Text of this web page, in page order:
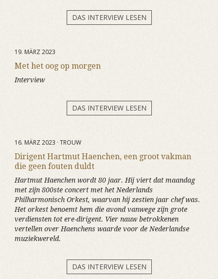
DAS INTERVIEW LESEN
19. MÄRZ 2023
Met het oog op morgen
Interview
DAS INTERVIEW LESEN
16. MÄRZ 2023 · TROUW
Dirigent Hartmut Haenchen, een groot vakman
die geen fouten duldt
Hartmut Haenchen wordt 80 jaar. Hij viert dat maandag
met zijn 800ste concert met het Nederlands
Philharmonisch Orkest, waarvan hij zestien jaar chef was.
Het orkest benoemt hem die avond vanwege zijn grote
verdiensten tot ere-dirigent. Vier nauw betrokkenen
vertellen over Haenchens waarde voor de Nederlandse
muziekwereld.
DAS INTERVIEW LESEN